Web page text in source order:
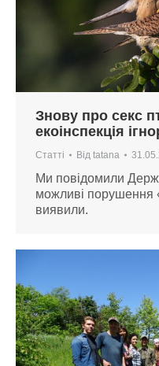
Знову про секс
екоінспекція
Статті Від tatana
Ми повідомили
можливі порушення
виявили.